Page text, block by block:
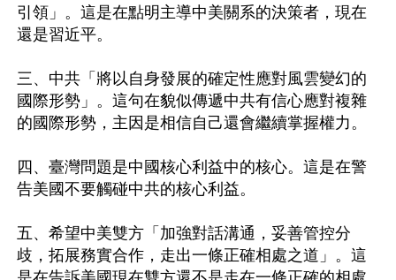
引領」。這是在點明主導中美關系的決策者，現在
還是習近平。
三、中共「將以自身發展的確定性應對風雲變幻的
國際形勢」。這句在貌似傳遞中共有信心應對複雜
的國際形勢，主因是相信自己還會繼續掌握權力。
四、臺灣問題是中國核心利益中的核心。這是在警
告美國不要觸碰中共的核心利益。
五、希望中美雙方「加強對話溝通，妥善管控分
歧，拓展務實合作，走出一條正確相處之道」。這